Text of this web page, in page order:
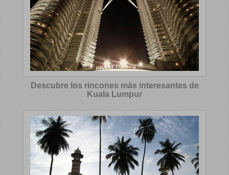
Descubre los rincones más interesantes de
Kuala Lumpur